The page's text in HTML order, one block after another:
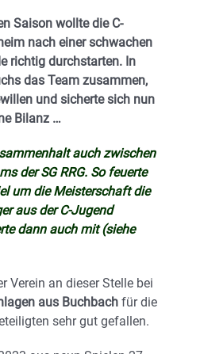
Saison wollte die C-
nach einer schwachen
richtig durchstarten. In
das Team zusammen,
und sicherte sich nun
Bilanz …
auch zwischen
der SG RRG. So feuerte
um die Meisterschaft die
aus der C-Jugend
dann auch mit (siehe
Verein an dieser Stelle bei
aus Buchbach für die
sehr gut gefallen.